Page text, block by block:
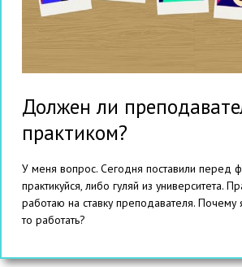
Должен ли
практиком?
У меня вопрос. Сегодня поставили перед
практикуйся, либо гуляй из университета.
работаю на ставку преподавателя.
то работать?